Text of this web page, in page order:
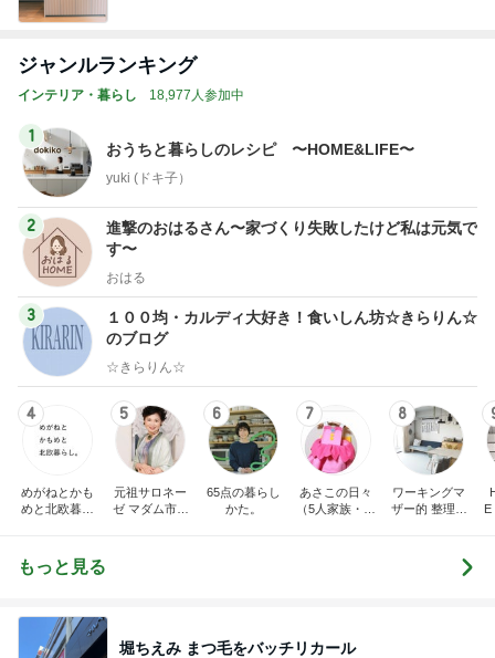
ジャンルランキング
インテリア・暮らし 18,977人参加中
1
おうちと暮らしのレシピ 〜HOME&LIFE〜
yuki (ドキ子）
2
進撃のおはるさん〜家づくり失敗したけど私は元気で
す〜
おはる
3
１００均・カルディ大好き！食いしん坊☆きらりん☆
のブログ
☆きらりん☆
4
めがねとかも
めと北欧暮ら
5
元祖サロネー
ゼ マダム市川
6
65点の暮らし
かた。
7
あさこの日々
（5人家族・投
8
ワーキングマ
ザー的 整理収
E
もっと見る
堀ちえみ まつ毛をバッチリカール